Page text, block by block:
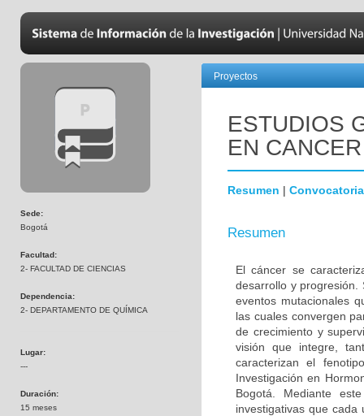
Sede:
Bogotá
Facultad:
2- FACULTAD DE CIENCIAS
Dependencia:
2- DEPARTAMENTO DE QUÍMICA
Lugar:
---
Duración:
15 meses
Proyectos
ESTUDIOS
EN CANCER
Resumen | Convocatoria
Resumen
El cáncer se
desarrollo y
eventos mutacionales
las cuales convergen
de crecimiento y
visión que integre,
caracterizan el
Investigación en
Bogotá. Mediante
investigativas que